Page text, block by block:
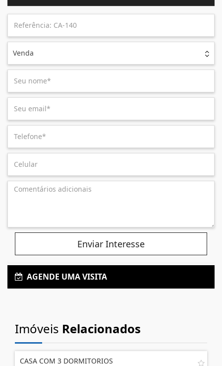
Venda
Enviar Interesse
AGENDE UMA VISITA
Imóveis Relacionados
CASA COM 3 DORMITORIOS